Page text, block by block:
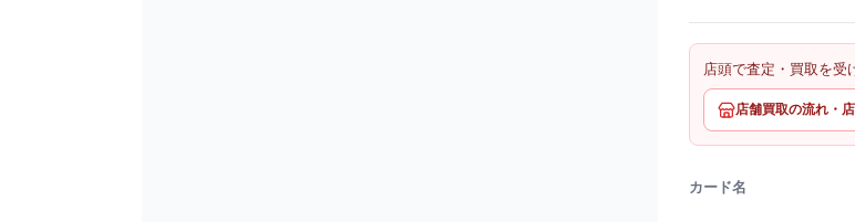
店頭で査定・買取を受
店舗買取の流れ・
カード名